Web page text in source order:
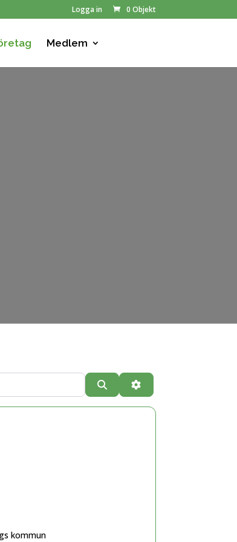
Logga in 0 Objekt
Medlem
Advanced Filters
kommun